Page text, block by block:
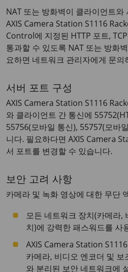
NAT 또는 방화벽이 클라이언트와
AXIS Camera Station S1116
Control에 지정된 HTTP 포트,
통과할 수 있도록 NAT 또는 방화
요하면 네트워크 관리자에게 문의
서버 포트 구성
AXIS Camera Station S1116
와 클라이언트 간 통신에
55756(모바일 통신), 55757(모바
니다. 필요하다면 AXIS Camera
서 포트를 변경할 수 있습니다.
보안 고려 사항
카메라 및 녹화 영상에 대한 무단
모든 네트워크 장치(카메라,
치)에 강력한 패스워드를 사
AXIS Camera Station
카메라, 비디오 엔코더 및
와 분리된 보안 네트워크에